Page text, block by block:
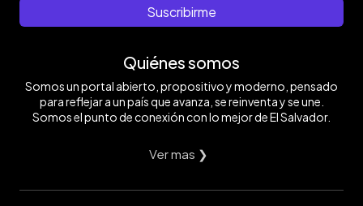
Suscribirme
Quiénes somos
Somos un portal abierto, propositivo y moderno, pensado
para reflejar a un país que avanza, se reinventa y se une.
Somos el punto de conexión con lo mejor de El Salvador.
Ver mas ❯